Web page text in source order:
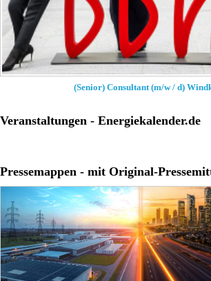
(Senior) Consultant (m/w / d)
Veranstaltungen - Energiekalender.de
Pressemappen - mit Original-